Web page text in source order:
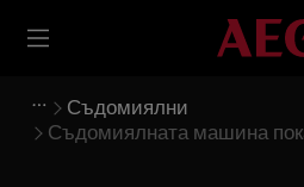
Съдомиялни
Съдомиялната машина